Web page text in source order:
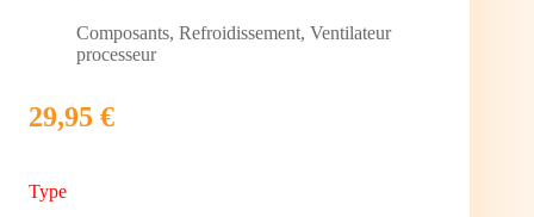
Composants, Refroidissement, Ventilateur
processeur
29,95 €
Type